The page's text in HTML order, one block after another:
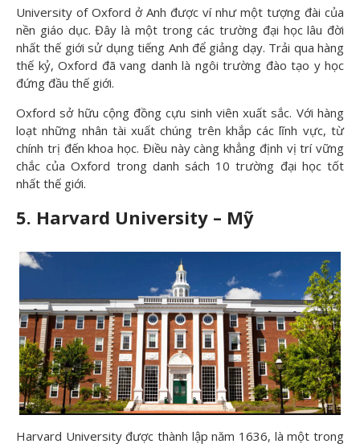
University of Oxford ở Anh được ví như một tượng đài của
nền giáo dục. Đây là một trong các trường đại học lâu đời
nhất thế giới sử dụng tiếng Anh để giảng dạy. Trải qua hàng
thế kỷ, Oxford đã vang danh là ngôi trường đào tạo y học
đứng đầu thế giới.
Oxford sở hữu cộng đồng cựu sinh viên xuất sắc. Với hàng
loạt những nhân tài xuất chúng trên khắp các lĩnh vực, từ
chính trị đến khoa học. Điều này càng khẳng định vị trí vững
chắc của Oxford trong danh sách 10 trường đại học tốt
nhất thế giới.
5. Harvard University – Mỹ
Harvard University được thành lập năm 1636, là một trong